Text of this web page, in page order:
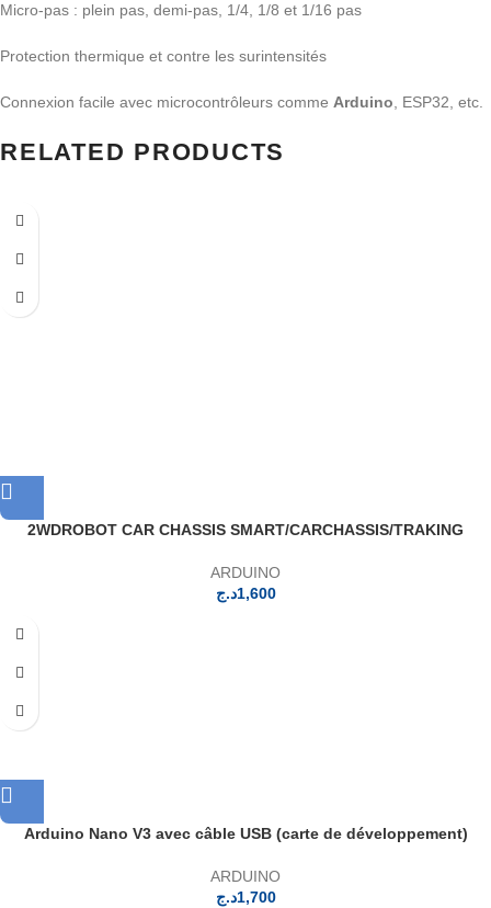
Micro-pas : plein pas, demi-pas, 1/4, 1/8 et 1/16 pas
Protection thermique et contre les surintensités
Connexion facile avec microcontrôleurs comme Arduino , ESP32, etc.
RELATED PRODUCTS
2WDROBOT CAR CHASSIS SMART/CARCHASSIS/TRAKING
ARDUINO
1,600د.ج
Arduino Nano V3 avec câble USB (carte de développement)
ARDUINO
1,700د.ج